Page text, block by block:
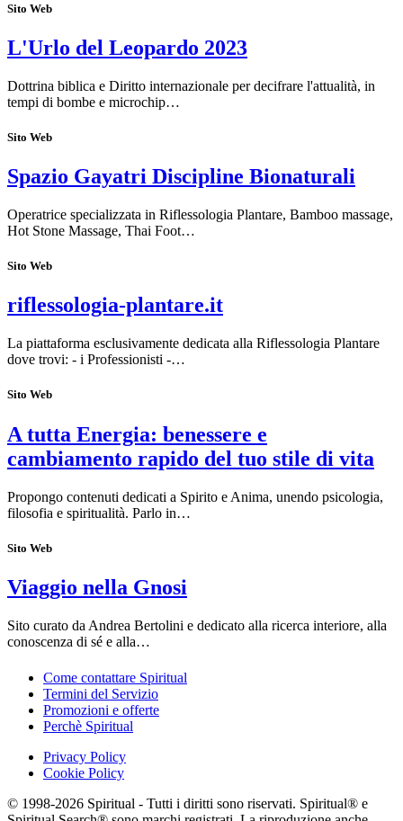
Sito Web
L'Urlo del Leopardo 2023
Dottrina biblica e Diritto internazionale per decifrare l'attualità, in
tempi di bombe e microchip…
Sito Web
Spazio Gayatri Discipline Bionaturali
Operatrice specializzata in Riflessologia Plantare, Bamboo massage,
Hot Stone Massage, Thai Foot…
Sito Web
riflessologia-plantare.it
La piattaforma esclusivamente dedicata alla Riflessologia Plantare
dove trovi: - i Professionisti -…
Sito Web
A tutta Energia: benessere e
cambiamento rapido del tuo stile di vita
Propongo contenuti dedicati a Spirito e Anima, unendo psicologia,
filosofia e spiritualità. Parlo in…
Sito Web
Viaggio nella Gnosi
Sito curato da Andrea Bertolini e dedicato alla ricerca interiore, alla
conoscenza di sé e alla…
Come contattare Spiritual
Termini del Servizio
Promozioni e offerte
Perchè Spiritual
Privacy Policy
Cookie Policy
© 1998-2026 Spiritual - Tutti i diritti sono riservati. Spiritual® e